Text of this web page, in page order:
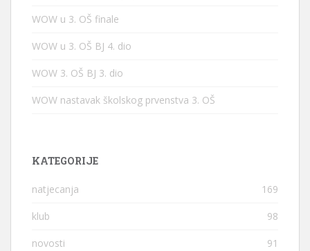
WOW u 3. OŠ finale
WOW u 3. OŠ BJ 4. dio
WOW 3. OŠ BJ 3. dio
WOW nastavak školskog prvenstva 3. OŠ
KATEGORIJE
natjecanja 169
klub 98
novosti 91